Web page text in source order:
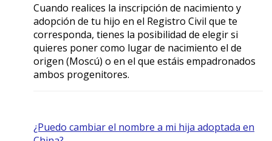
Cuando realices la inscripción de nacimiento y
adopción de tu hijo en el Registro Civil que te
corresponda, tienes la posibilidad de elegir si
quieres poner como lugar de nacimiento el de
origen (Moscú) o en el que estáis empadronados
ambos progenitores.
¿Puedo cambiar el nombre a mi hija adoptada en